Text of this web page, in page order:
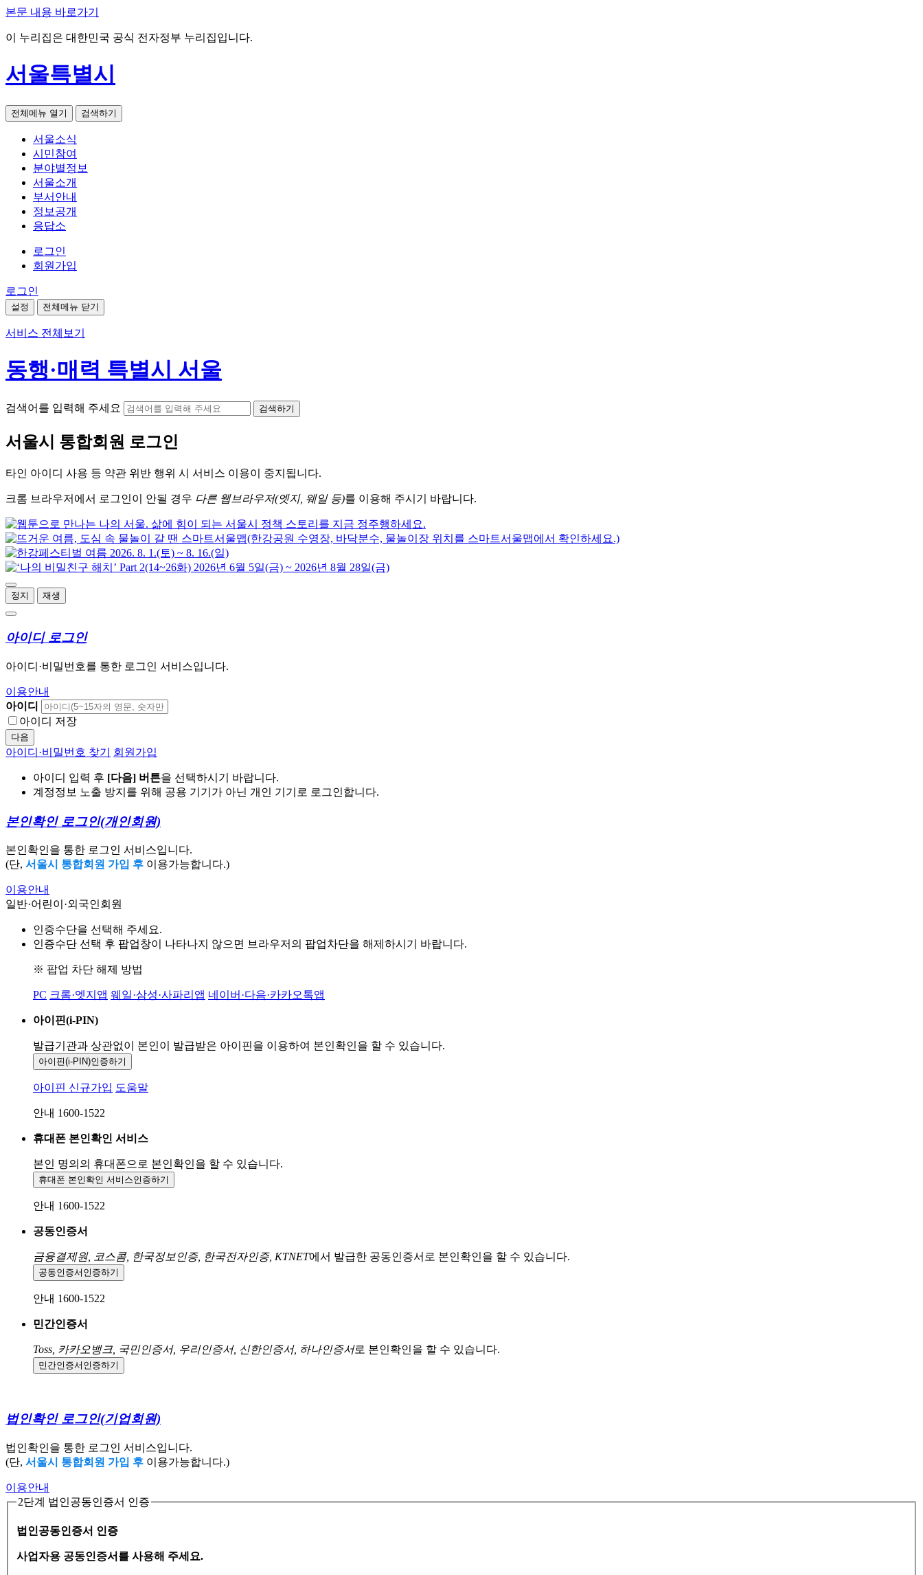
본문 내용 바로가기
이 누리집은 대한민국 공식 전자정부 누리집입니다.
서울특별시
전체메뉴 열기 검색하기
서울소식
시민참여
분야별정보
서울소개
부서안내
정보공개
응답소
로그인
회원가입
로그인
설정 전체메뉴 닫기
서비스 전체보기
동행·매력 특별시 서울
검색어를 입력해 주세요 검색하기
서울시 통합회원 로그인
타인 아이디 사용 등 약관 위반 행위 시 서비스 이용이 중지됩니다.
크롬 브라우저에서 로그인이 안될 경우 다른 웹브라우저(엣지, 웨일 등)를 이용해 주시기 바랍니다.
정지 재생
아이디 로그인
아이디·비밀번호를 통한 로그인 서비스입니다.
이용안내
아이디
아이디 저장
다음
아이디·비밀번호 찾기 회원가입
아이디 입력 후 [다음] 버튼을 선택하시기 바랍니다.
계정정보 노출 방지를 위해 공용 기기가 아닌 개인 기기로 로그인합니다.
본인확인 로그인(개인회원)
본인확인을 통한 로그인 서비스입니다.
(단, 서울시 통합회원 가입 후 이용가능합니다.)
이용안내
일반·어린이·외국인회원
인증수단을 선택해 주세요.
인증수단 선택 후 팝업창이 나타나지 않으면 브라우저의 팝업차단을 해제하시기 바랍니다.
※ 팝업 차단 해제 방법
PC 크롬·엣지앱 웨일·삼성·사파리앱 네이버·다음·카카오톡앱
아이핀(i-PIN)
발급기관과 상관없이 본인이 발급받은 아이핀을 이용하여 본인확인을 할 수 있습니다.
아이핀(i-PIN)인증하기
아이핀 신규가입 도움말
안내 1600-1522
휴대폰 본인확인 서비스
본인 명의의 휴대폰으로 본인확인을 할 수 있습니다.
휴대폰 본인확인 서비스인증하기
안내 1600-1522
공동인증서
금융결제원, 코스콤, 한국정보인증, 한국전자인증, KTNET에서 발급한 공동인증서로 본인확인을 할 수 있습니다.
공동인증서 인증하기
안내 1600-1522
민간인증서
Toss, 카카오뱅크, 국민인증서, 우리인증서, 신한인증서, 하나인증서로 본인확인을 할 수 있습니다.
민간인증서 인증하기
법인확인 로그인(기업회원)
법인확인을 통한 로그인 서비스입니다.
(단, 서울시 통합회원 가입 후 이용가능합니다.)
이용안내
2단계 법인공동인증서 인증
법인공동인증서 인증
사업자용 공동인증서를 사용해 주세요.